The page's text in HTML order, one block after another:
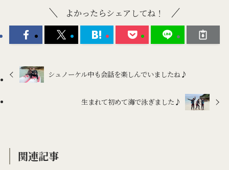
よかったらシェアしてね！
シュノーケル中も会話を楽しんでいましたね♪
生まれて初めて海で泳ぎました♪
関連記事